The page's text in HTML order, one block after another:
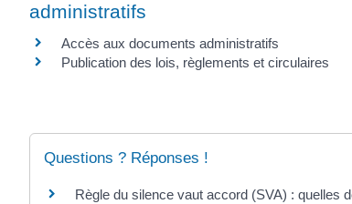
administratifs
Accès aux documents administratifs
Publication des lois, règlements et circulaires
Questions ? Réponses !
Règle du silence vaut accord (SVA) : quelles